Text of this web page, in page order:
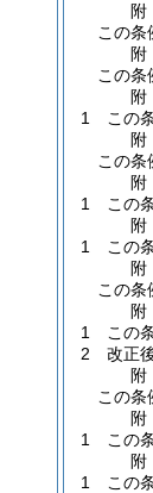
この条
この条
1
この
この条
1
この
1
この
この条
1
この
2
改正
この条
1
この
1
この